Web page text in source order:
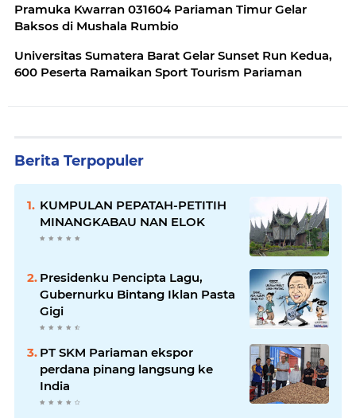
Pramuka Kwarran 031604 Pariaman Timur Gelar
Baksos di Mushala Rumbio
Universitas Sumatera Barat Gelar Sunset Run Kedua,
600 Peserta Ramaikan Sport Tourism Pariaman
Berita Terpopuler
KUMPULAN PEPATAH-PETITIH
MINANGKABAU NAN ELOK
Presidenku Pencipta Lagu,
Gubernurku Bintang Iklan Pasta
Gigi
PT SKM Pariaman ekspor
perdana pinang langsung ke
India